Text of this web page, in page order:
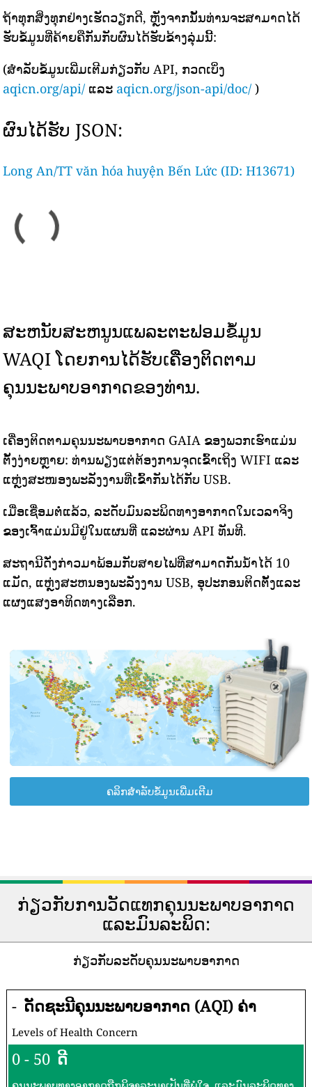
ຖ້າທຸກສິ່ງທຸກຢ່າງເຮັດວຽກດີ, ຫຼັງຈາກນັ້ນທ່ານຈະສາມາດໄດ້
ຮັບຂໍ້ມູນທີ່ຄ້າຍຄືກັນກັບຜົນໄດ້ຮັບຂ້າງລຸ່ມນີ້:
(ສຳລັບຂໍ້ມູນເພີ່ມເຕີມກ່ຽວກັບ API, ກວດເບິ່ງ
aqicn.org/api/ ແລະ aqicn.org/json-api/doc/ )
ຜົນໄດ້ຮັບ JSON:
Long An/TT văn hóa huyện Bến Lức (ID: H13671)
ສະຫນັບສະຫນູນແພລະຕະຟອມຂໍ້ມູນ
WAQI ໂດຍການໄດ້ຮັບເຄື່ອງຕິດຕາມ
ຄຸນນະພາບອາກາດຂອງທ່ານ.
ເຄື່ອງຕິດຕາມຄຸນນະພາບອາກາດ GAIA ຂອງພວກເຮົາແມ່ນ
ຕັ້ງງ່າຍຫຼາຍ: ທ່ານພຽງແຕ່ຕ້ອງການຈຸດເຂົ້າເຖິງ WIFI ແລະ
ແຫຼ່ງສະໜອງພະລັງງານທີ່ເຂົ້າກັນໄດ້ກັບ USB.
ເມື່ອເຊື່ອມຕໍ່ແລ້ວ, ລະດັບມົນລະພິດທາງອາກາດໃນເວລາຈິງ
ຂອງເຈົ້າແມ່ນມີຢູ່ໃນແຜນທີ່ ແລະຜ່ານ API ທັນທີ.
ສະຖານີດັ່ງກ່າວມາພ້ອມກັບສາຍໄຟທີ່ສາມາດກັນນ້ໍາໄດ້ 10
ແມັດ, ແຫຼ່ງສະຫນອງພະລັງງານ USB, ອຸປະກອນຕິດຕັ້ງແລະ
ແຜງແສງອາທິດທາງເລືອກ.
ຄລິກສຳລັບຂໍ້ມູນເພີ່ມເຕີມ
ກ່ຽວກັບການວັດແທກຄຸນນະພາບອາກາດ
ແລະມົນລະພິດ:
ກ່ຽວກັບລະດັບຄຸນນະພາບອາກາດ
- ດັດຊະນີຄຸນນະພາບອາກາດ (AQI) ຄ່າ
Levels of Health Concern
0 - 50 ດີ